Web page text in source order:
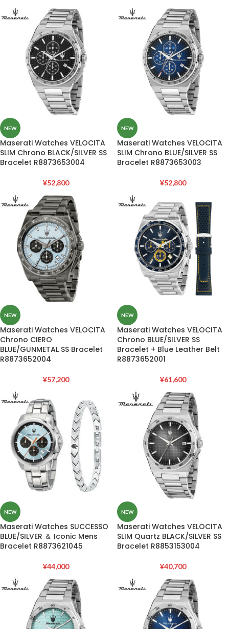
NEW
Maserati Watches VELOCITA
SLIM Chrono BLACK/SILVER SS
Bracelet R8873653004
¥52,800
NEW
Maserati Watches VELOCITA
SLIM Chrono BLUE/SILVER SS
Bracelet R8873653003
¥52,800
NEW
Maserati Watches VELOCITA
Chrono CIERO
BLUE/GUNMETAL SS Bracelet
R8873652004
¥57,200
NEW
Maserati Watches VELOCITA
Chrono BLUE/SILVER SS
Bracelet + Blue Leather Belt
R8873652001
¥61,600
NEW
Maserati Watches SUCCESSO
BLUE/SILVER ＆ Iconic Mens
Bracelet R8873621045
¥44,000
NEW
Maserati Watches VELOCITA
SLIM Quartz BLACK/SILVER SS
Bracelet R8853153004
¥40,700